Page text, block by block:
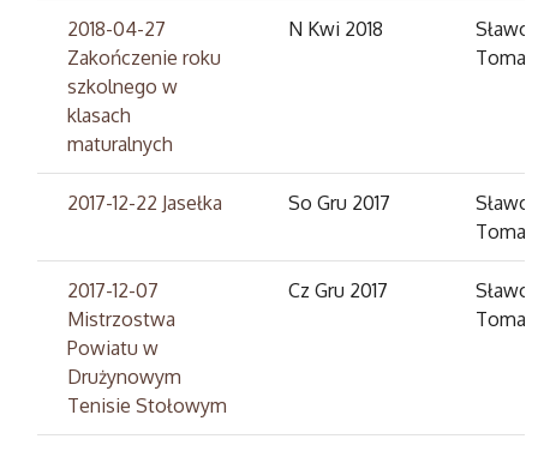
2018-04-27
Zakończenie roku
szkolnego w
klasach
maturalnych
N Kwi 2018
2017-12-22 Jasełka So Gru 2017
2017-12-07
Mistrzostwa
Powiatu w
Drużynowym
Tenisie Stołowym
Cz Gru 2017